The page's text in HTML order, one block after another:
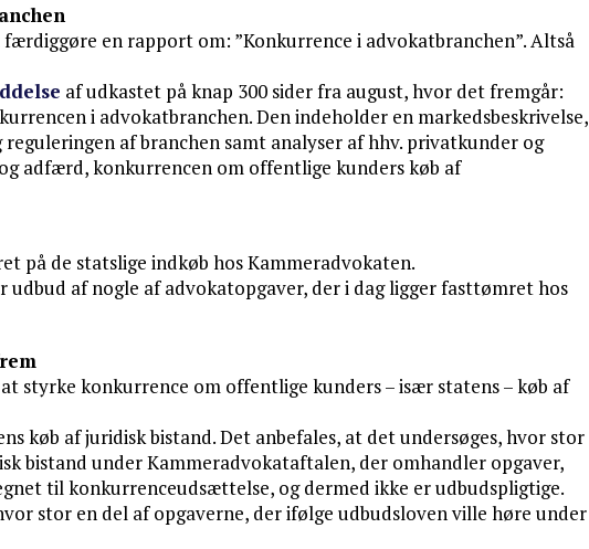
en rapport om: ”Konkurrence i advokatbranchen”. Altså
af udkastet på knap 300 sider fra august, hvor det fremgår:
i advokatbranchen. Den indeholder en markedsbeskrivelse,
af branchen samt analyser af hhv. privatkunder og
adfærd, konkurrencen om offentlige kunders køb af
på de statslige indkøb hos Kammeradvokaten.
af nogle af advokatopgaver, der i dag ligger fasttømret hos
styrke konkurrence om offentlige kunders – især statens – køb af
køb af juridisk bistand. Det anbefales, at det undersøges, hvor stor
bistand under Kammeradvokataftalen, der omhandler opgaver,
til konkurrenceudsættelse, og dermed ikke er udbudspligtige.
stor en del af opgaverne, der ifølge udbudsloven ville høre under